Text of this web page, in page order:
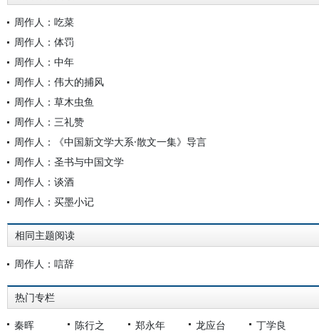
周作人：吃菜
周作人：体罚
周作人：中年
周作人：伟大的捕风
周作人：草木虫鱼
周作人：三礼赞
周作人：《中国新文学大系·散文一集》导言
周作人：圣书与中国文学
周作人：谈酒
周作人：买墨小记
相同主题阅读
周作人：唁辞
热门专栏
秦晖 陈行之 郑永年 龙应台
丁学良